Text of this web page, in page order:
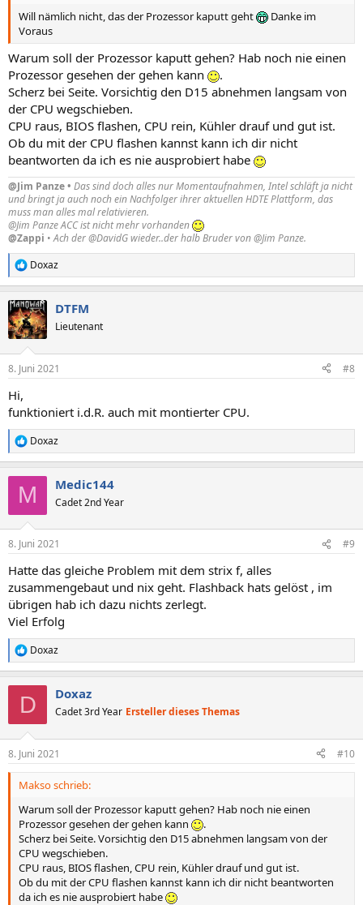
Will nämlich nicht, das der Prozessor kaputt geht
Danke im
Voraus
Warum soll der Prozessor kaputt gehen? Hab noch nie einen
Prozessor gesehen der gehen kann
.
Scherz bei Seite. Vorsichtig den D15 abnehmen langsam von
der CPU wegschieben.
CPU raus, BIOS flashen, CPU rein, Kühler drauf und gut ist.
Ob du mit der CPU flashen kannst kann ich dir nicht
beantworten da ich es nie ausprobiert habe
@Jim Panze • Das sind doch alles nur Momentaufnahmen, Intel schläft ja nicht
und bringt ja auch noch ein Nachfolger ihrer aktuellen HDTE Plattform, das
muss man alles mal relativieren.
@Jim Panze ACC ist nicht mehr vorhanden
@Zappi •Ach der @DavidG wieder..der halb Bruder von @Jim Panze.
R
e
k
t
i
e
:
Doxaz
DTFM
Lieutenant
8. Juni 2021 #8
Hi,
funktioniert i.d.R. auch mit montierter CPU.
R
e
e
:
Doxaz
M Medic144
Cadet 2nd Year
8. Juni 2021 #9
Hatte das gleiche Problem mit dem strix f, alles
zusammengebaut und nix geht. Flashback hats gelöst , im
übrigen hab ich dazu nichts zerlegt.
Viel Erfolg
R
e
e
n
Doxaz
D Doxaz
Cadet 3rd Year Ersteller dieses Themas
8. Juni 2021 #10
Makso schrieb:
Warum soll der Prozessor kaputt gehen? Hab noch nie einen
Prozessor gesehen der gehen kann
.
Scherz bei Seite. Vorsichtig den D15 abnehmen langsam von der
CPU wegschieben.
CPU raus, BIOS flashen, CPU rein, Kühler drauf und gut ist.
Ob du mit der CPU flashen kannst kann ich dir nicht beantworten
da ich es nie ausprobiert habe